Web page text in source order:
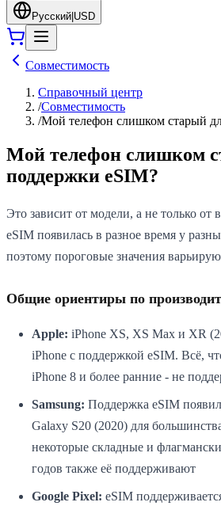
Русский USD
Совместимость
Справочный центр
/Совместимость
/Мой телефон слишком старый
Мой телефон слишком
поддержки eSIM?
Это зависит от модели, а не только от
eSIM появилась в разное время у
поэтому пороговые значения
Общие ориентиры по
Apple: iPhone XS, XS Max и XR
iPhone с поддержкой eSIM. Всё,
iPhone 8 и более ранние - не
Samsung: Поддержка eSIM
Galaxy S20 (2020) для
некоторые складные и
годов также её поддерживают
Google Pixel: eSIM